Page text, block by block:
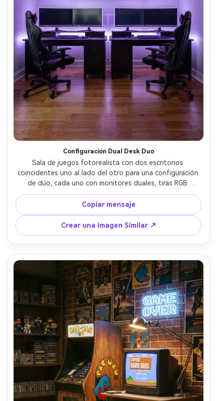
Configuración Dual Desk Duo
Sala de juegos fotorealista con dos escritorios
coincidentes uno al lado del otro para una configuración
de dúo, cada uno con monitores duales, tiras RGB
sincronizadas, sillas coincidentes, arte de pared
compartido, composición simétrica, canales de cable
limpios, luz ambiental púrpura sutil, tomado en Sony A7IV,
lente de 20 mm, f/3.5, simetría interior amplia, enfoque
nítido de borde a borde, reflejos realistas, fotografía
interior de calidad de estudio-AR 4:5
Copiar mensaje
Crear una imagen Similar ↗
Crea imágenes IA
ilimitadas. 100 %
gratis!
Empieza Gratis→